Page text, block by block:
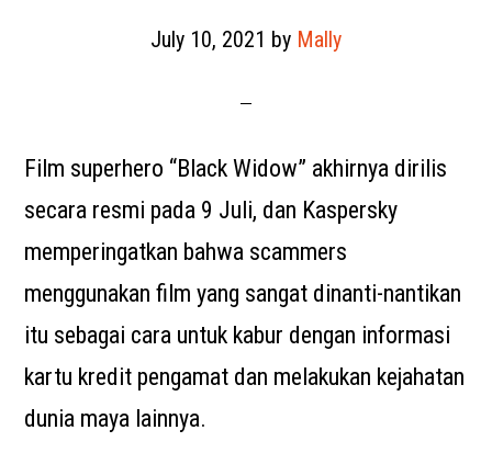
July 10, 2021 by Mally
Film superhero “Black Widow” akhirnya dirilis
secara resmi pada 9 Juli, dan Kaspersky
memperingatkan bahwa scammers
menggunakan film yang sangat dinanti-nantikan
itu sebagai cara untuk kabur dengan informasi
kartu kredit pengamat dan melakukan kejahatan
dunia maya lainnya.